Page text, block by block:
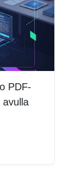
PDF-
avulla